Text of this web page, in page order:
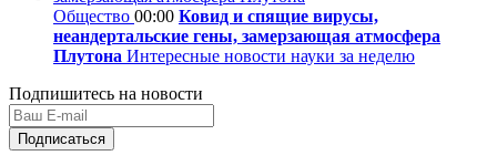
Общество 00:00 Ковид и спящие вирусы,
неандертальские гены, замерзающая атмосфера
Плутона Интересные новости науки за неделю
Подпишитесь на новости